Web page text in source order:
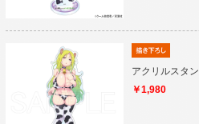
アクリルスタ
￥1,980